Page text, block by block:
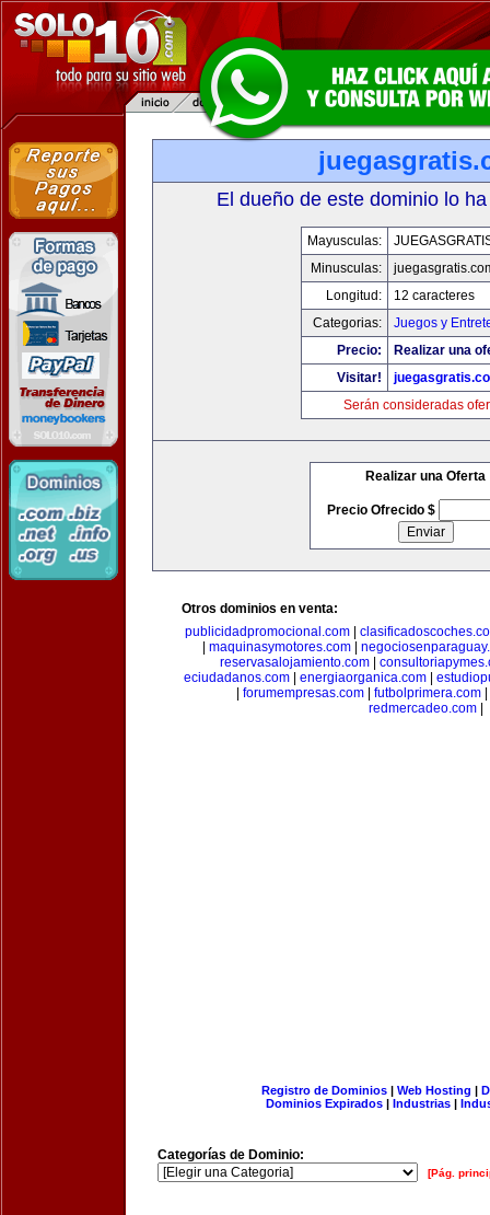
El dueño de este dominio lo
Mayusculas:
Minusculas:
Longitud:
12 caracteres
Categorias:
Juegos y
Precio:
Realizar una
Visitar!
Serán consideradas
Realizar una Oferta
Precio Ofrecido $
Otros dominios en venta:
publicidadpromocional.com|
maquinasymotores.com|
reservasalojamiento.com
eciudadanos.com| energiaorganica.com|
forumempresas.com futbolprimera.com
redmercadeo.com|
Registro de Dominios| Web Hosting |
Dominios Expirados | Industrias |
Categorías de Dominio:
[Pág.